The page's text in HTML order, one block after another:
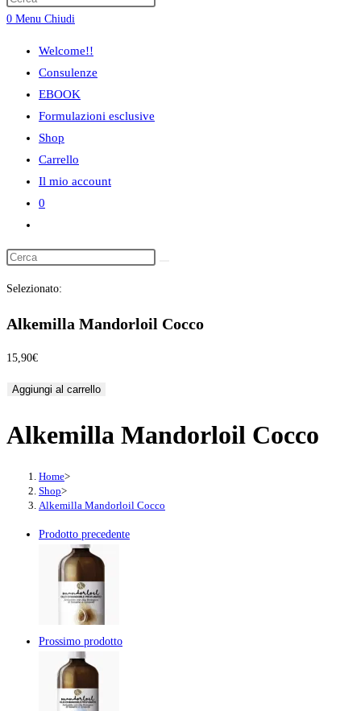
ricerca
sul
sito
web
0 Menu Chiudi
Welcome!!
Consulenze
EBOOK
Formulazioni esclusive
Shop
Carrello
Il mio account
0
ricerca
sul
web
Selezionato:
Alkemilla Mandorloil Cocco
15,90€
Alkemilla
Cocco
Aggiungi al carrello
Alkemilla Mandorloil Cocco
Home>
Shop>
Alkemilla Mandorloil Cocco
Prodotto precedente
Prossimo prodotto